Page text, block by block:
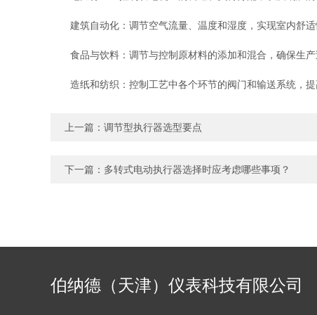
建筑自动化：调节空气流量、温度和湿度，实现室内舒适
食品与饮料：调节与控制原材料的添加和混合，确保生产
造纸和纺织：控制工艺中各个环节的阀门和输送系统，提
上一篇： 调节型执行器选型要点
下一篇： 多转式电动执行器选择时应考虑哪些事项？
伯纳德（天津）仪表科技有限公司